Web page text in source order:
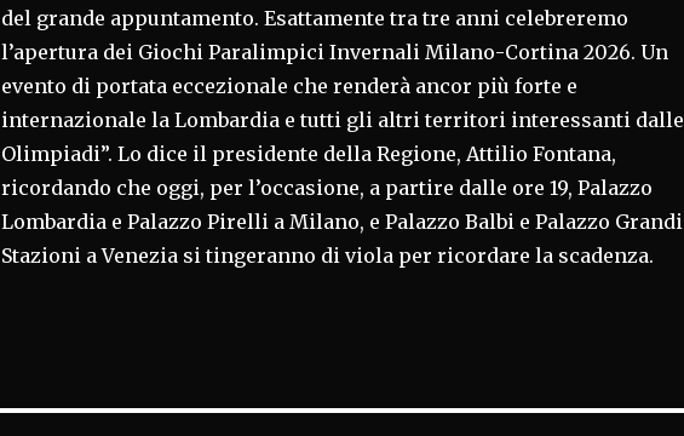
del grande appuntamento. Esattamente tra tre anni celebreremo
l’apertura dei Giochi Paralimpici Invernali Milano-Cortina 2026. Un
evento di portata eccezionale che renderà ancor più forte e
internazionale la Lombardia e tutti gli altri territori interessanti dalle
Olimpiadi”. Lo dice il presidente della Regione, Attilio Fontana,
ricordando che oggi, per l’occasione, a partire dalle ore 19, Palazzo
Lombardia e Palazzo Pirelli a Milano, e Palazzo Balbi e Palazzo Grandi
Stazioni a Venezia si tingeranno di viola per ricordare la scadenza.